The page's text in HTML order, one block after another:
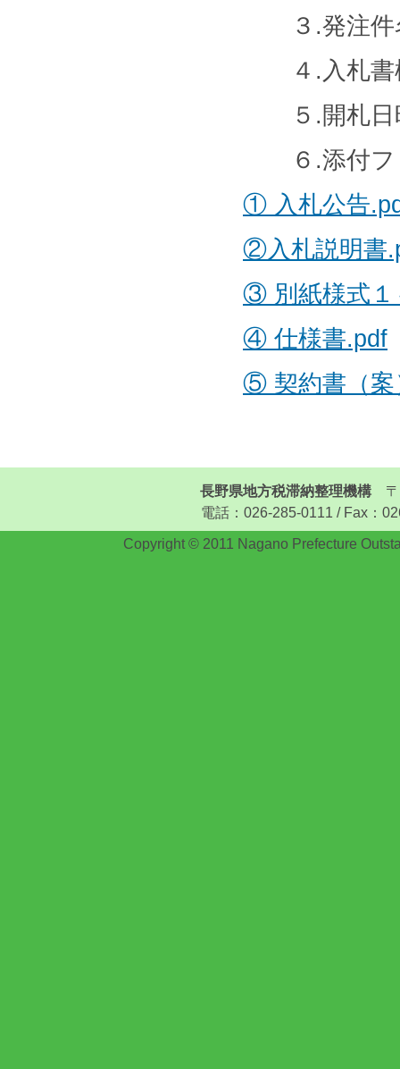
３ .発注
４ . 入札
５ . 開札
６ .添付
① 入札公告
②入札説明書
③ 別紙様式１
④ 仕様書.pdf
⑤ 契約書（案
長野県地方税滞納整理機構 〒
電話：026-285-0111 / Fax：
Copyright © 2011 Nagano Prefecture